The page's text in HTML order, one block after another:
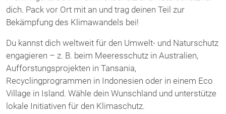
dich. Pack vor Ort mit an und trag deinen Teil zur
Bekämpfung des Klimawandels bei!
Du kannst dich weltweit für den Umwelt- und Naturschutz
engagieren – z. B. beim Meeresschutz in Australien,
Aufforstungsprojekten in Tansania,
Recyclingprogrammen in Indonesien oder in einem Eco
Village in Island. Wähle dein Wunschland und unterstütze
lokale Initiativen für den Klimaschutz.